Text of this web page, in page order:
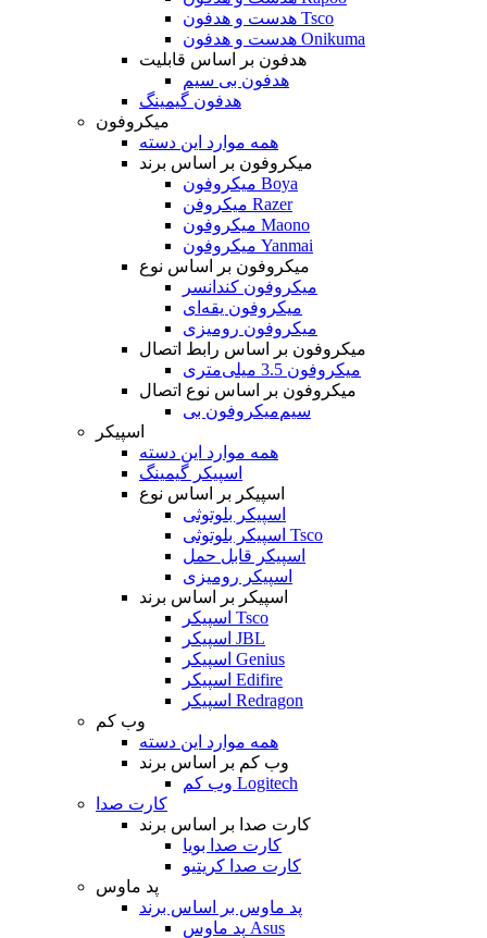
هدست و هدفون Tsco
هدست و هدفون Onikuma
هدفون بر اساس قابلیت
هدفون بی سیم
هدفون گیمینگ
میکروفون
همه موارد این دسته
میکروفون بر اساس برند
میکروفون Boya
میکروفن Razer
میکروفون Maono
میکروفون Yanmai
میکروفون بر اساس نوع
میکروفون کندانسر
میکروفون یقه‌ای
میکروفون رومیزی
میکروفون بر اساس رابط اتصال
میکروفون 3.5 میلی‌متری
میکروفون بر اساس نوع اتصال
میکروفون بی‌‎سیم
اسپیکر
همه موارد این دسته
اسپیکر گیمینگ
اسپیکر بر اساس نوع
اسپیکر بلوتوثی
اسپیکر بلوتوثی Tsco
اسپیکر قابل حمل
اسپیکر رومیزی
اسپیکر بر اساس برند
اسپیکر Tsco
اسپیکر JBL
اسپیکر Genius
اسپیکر Edifire
اسپیکر Redragon
وب کم
همه موارد این دسته
وب کم بر اساس برند
وب کم Logitech
کارت صدا
کارت صدا بر اساس برند
کارت صدا بویا
کارت صدا کریتیو
پد ماوس
پد ماوس بر اساس برند
پد ماوس Asus